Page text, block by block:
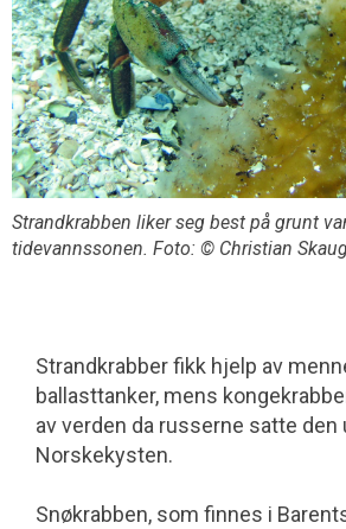
Strandkrabben liker seg best på grunt
tidevannssonen. Foto: © Christian
Strandkrabber fikk hjelp av
ballasttanker, mens
av verden da russerne satte
Norskekysten.
Snøkrabben, som finnes i